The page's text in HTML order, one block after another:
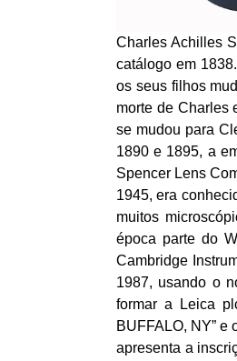
Charles Achilles
catálogo em
os seus filhos
morte de Charles
se mudou para
1890 e 1895, a
Spencer Lens
1945, era
muitos
época parte do
Cambridge
1987, usando o
formar a Leica
BUFFALO, NY” e
apresenta a